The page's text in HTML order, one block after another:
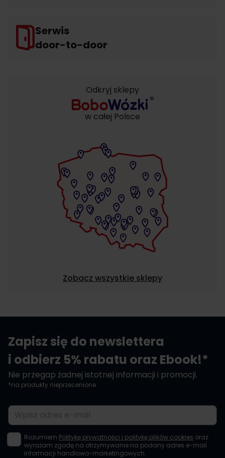
Serwis
door-to-door
Odkryj sklepy
w całej Polsce
Zobacz wszystkie sklepy
Zapisz się do newslettera
i odbierz 5% rabatu oraz Ebook!*
Nie przegap żadnej istotnej informacji i promocji.
*na produkty nieprzecenione
Adres e-mail
Rozumiem Politykę prywatności i politykę plików cookies oraz
wyrażam zgodę na otrzymywanie na podany adres e-mail
informacji handlowo-marketingowych.